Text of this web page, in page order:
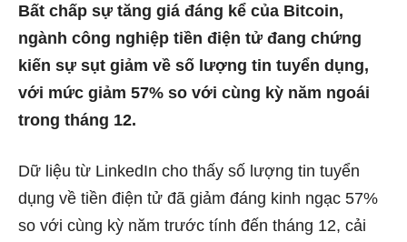
Bất chấp sự tăng giá đáng kể của Bitcoin,
ngành công nghiệp tiền điện tử đang chứng
kiến ​​sự sụt giảm về số lượng tin tuyển dụng,
với mức giảm 57% so với cùng kỳ năm ngoái
trong tháng 12.
Dữ liệu từ LinkedIn cho thấy số lượng tin tuyển
dụng về tiền điện tử đã giảm đáng kinh ngạc 57%
so với cùng kỳ năm trước tính đến tháng 12, cải